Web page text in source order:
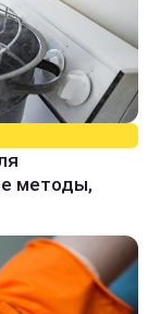
методы,